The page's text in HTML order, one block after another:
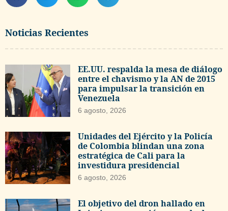
Noticias Recientes
EE.UU. respalda la mesa de diálogo
entre el chavismo y la AN de 2015
para impulsar la transición en
Venezuela
6 agosto, 2026
Unidades del Ejército y la Policía
de Colombia blindan una zona
estratégica de Cali para la
investidura presidencial
6 agosto, 2026
El objetivo del dron hallado en